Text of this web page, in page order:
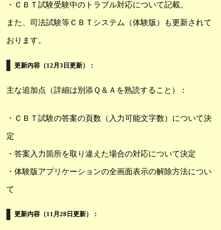
・ＣＢＴ試験受験中のトラブル対応について記載。
また、司法試験等ＣＢＴシステム（体験版）も更新されて
おります。
更新内容（12月3日更新）：
主な追加点（詳細は別添Ｑ＆Ａを熟読すること）：
・ＣＢＴ試験の答案の頁数（入力可能文字数）について決
定
・答案入力箇所を取り違えた場合の対応について決定
・体験版アプリケーションの全画面表示の解除方法につい
て
更新内容（11月28日更新）：